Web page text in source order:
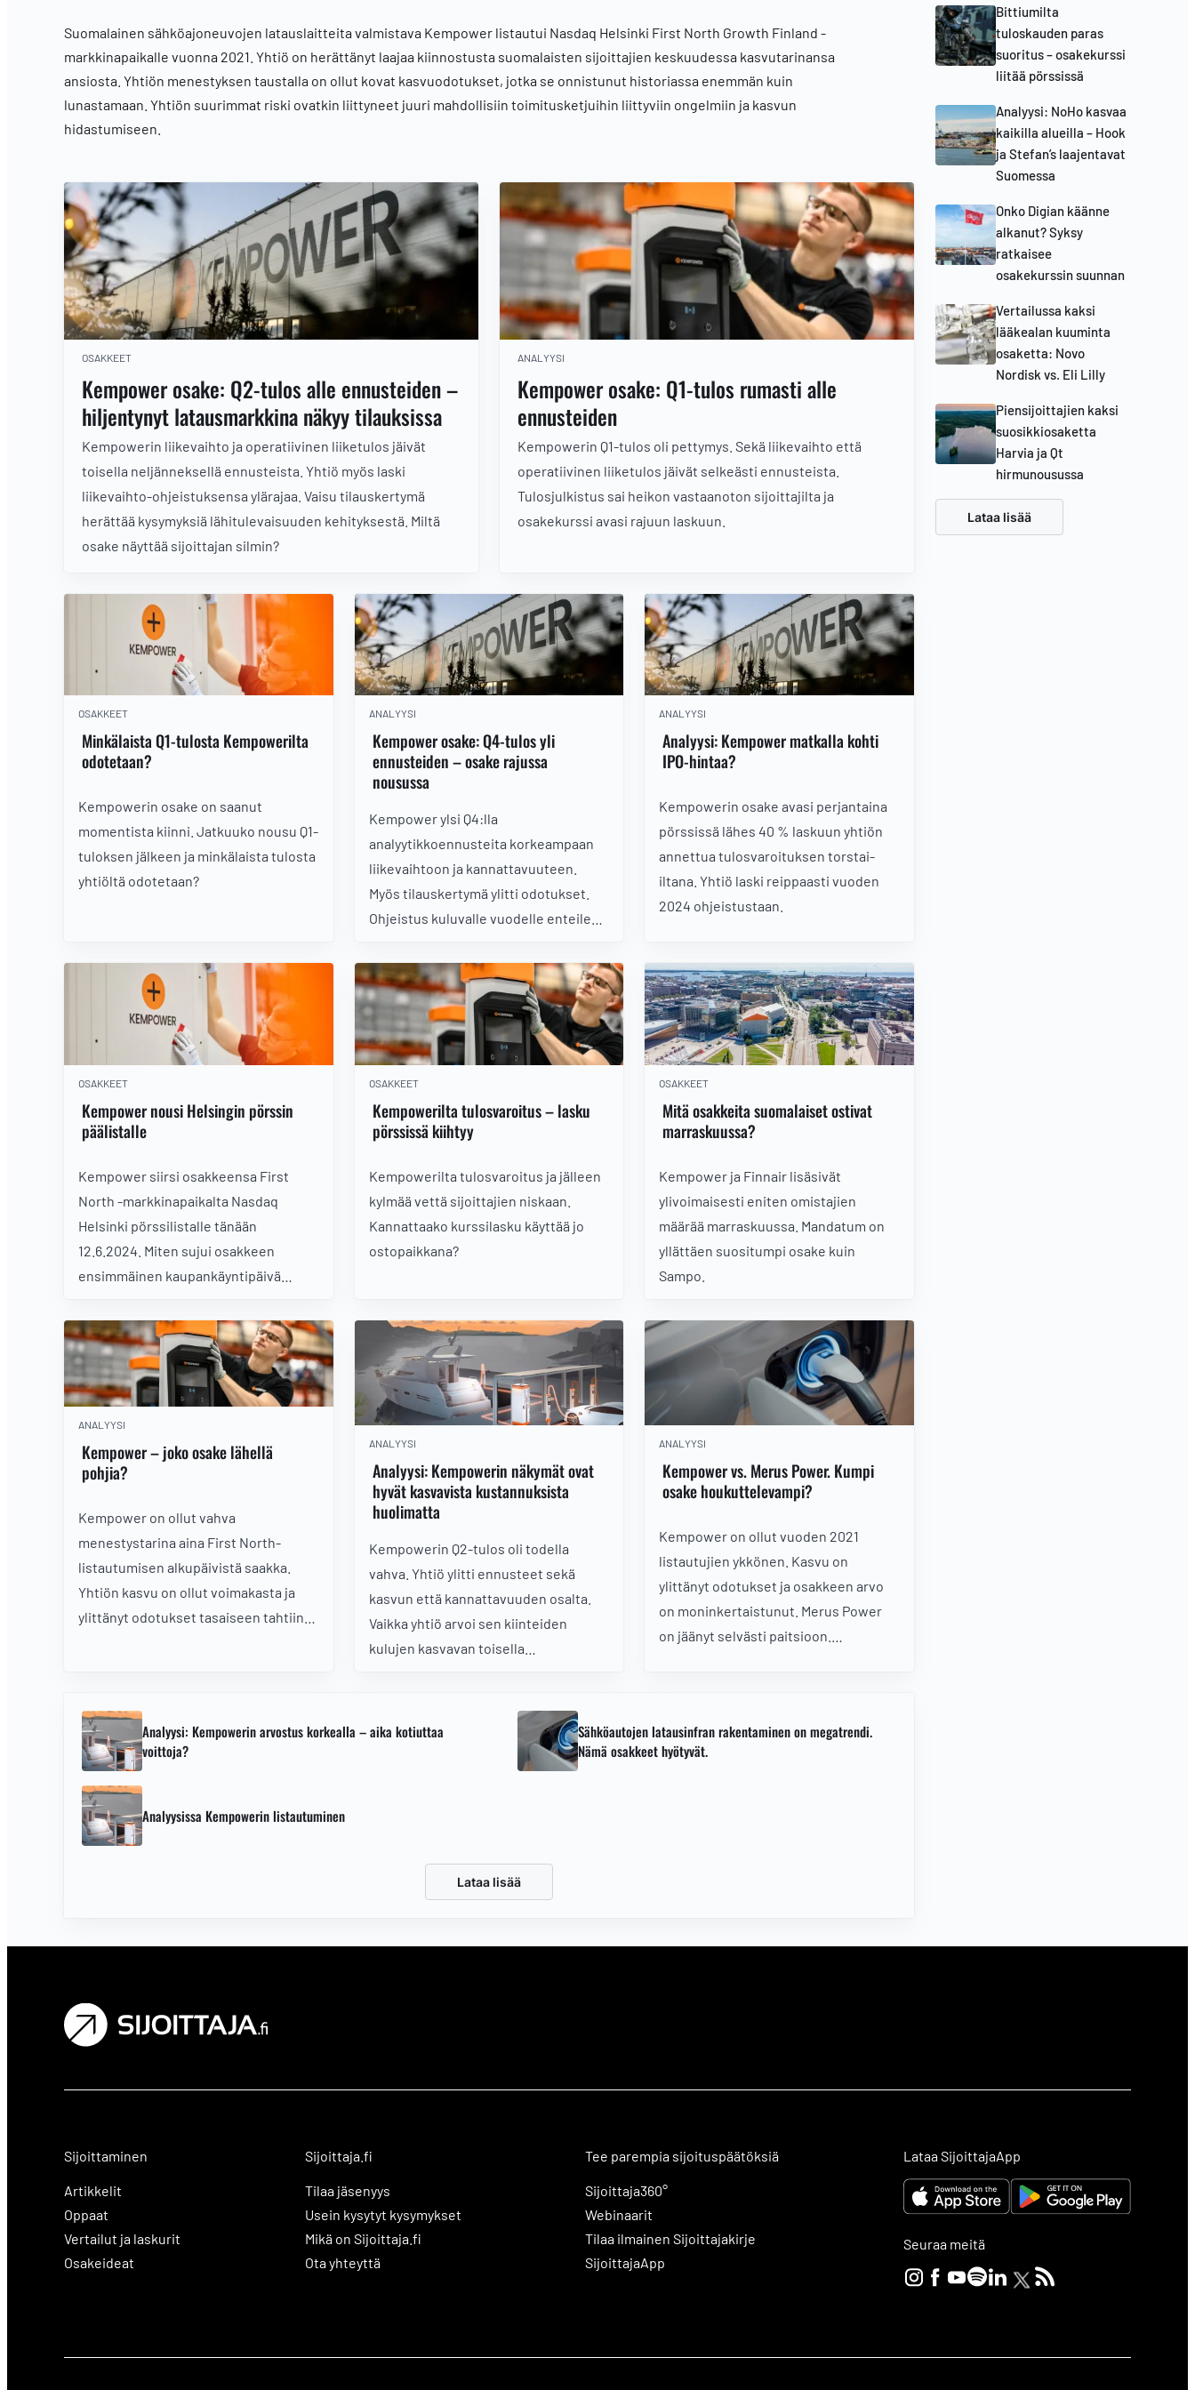
Suomalainen sähköajoneuvojen latauslaitteita valmistava Kempower listautui Nasdaq Helsinki First North Growth Finland -
markkinapaikalle vuonna 2021. Yhtiö on herättänyt laajaa kiinnostusta suomalaisten sijoittajien keskuudessa kasvutarinansa
ansiosta. Yhtiön menestyksen taustalla on ollut kovat kasvuodotukset, jotka se onnistunut historiassa enemmän kuin
lunastamaan. Yhtiön suurimmat riski ovatkin liittyneet juuri mahdollisiin toimitusketjuihin liittyviin ongelmiin ja kasvun
hidastumiseen.
OSAKKEET
Kempower osake: Q2-tulos alle ennusteiden –
hiljentynyt latausmarkkina näkyy tilauksissa
Kempowerin liikevaihto ja operatiivinen liiketulos jäivät
toisella neljänneksellä ennusteista. Yhtiö myös laski
liikevaihto-ohjeistuksensa ylärajaa. Vaisu tilauskertymä
herättää kysymyksiä lähitulevaisuuden kehityksestä. Miltä
osake näyttää sijoittajan silmin?
ANALYYSI
Kempower osake: Q1-tulos rumasti alle
ennusteiden
Kempowerin Q1-tulos oli pettymys. Sekä liikevaihto että
operatiivinen liiketulos jäivät selkeästi ennusteista.
Tulosjulkistus sai heikon vastaanoton sijoittajilta ja
osakekurssi avasi rajuun laskuun.
OSAKKEET
Minkälaista Q1-tulosta Kempowerilta
odotetaan?
Kempowerin osake on saanut
momentista kiinni. Jatkuuko nousu Q1-
tuloksen jälkeen ja minkälaista tulosta
yhtiöltä odotetaan?
ANALYYSI
Kempower osake: Q4-tulos yli
ennusteiden – osake rajussa
nousussa
Kempower ylsi Q4:lla
analyytikkoennusteita korkeampaan
liikevaihtoon ja kannattavuuteen.
Myös tilauskertymä ylitti odotukset.
Ohjeistus kuluvalle vuodelle enteilee
ANALYYSI
Analyysi: Kempower matkalla kohti
IPO-hintaa?
Kempowerin osake avasi perjantaina
pörssissä lähes 40 % laskuun yhtiön
annettua tulosvaroituksen torstai-
iltana. Yhtiö laski reippaasti vuoden
2024 ohjeistustaan.
OSAKKEET
Kempower nousi Helsingin pörssin
päälistalle
Kempower siirsi osakkeensa First
North -markkinapaikalta Nasdaq
Helsinki pörssilistalle tänään
12.6.2024. Miten sujui osakkeen
ensimmäinen kaupankäyntipäivä
OSAKKEET
Kempowerilta tulosvaroitus – lasku
pörssissä kiihtyy
Kempowerilta tulosvaroitus ja jälleen
kylmää vettä sijoittajien niskaan.
Kannattaako kurssilasku käyttää jo
ostopaikkana?
OSAKKEET
Mitä osakkeita suomalaiset ostivat
marraskuussa?
Kempower ja Finnair lisäsivät
ylivoimaisesti eniten omistajien
määrää marraskuussa. Mandatum on
yllättäen suositumpi osake kuin
Sampo.
ANALYYSI
Kempower – joko osake lähellä
pohjia?
Kempower on ollut vahva
menestystarina aina First North-
listautumisen alkupäivistä saakka.
Yhtiön kasvu on ollut voimakasta ja
ylittänyt odotukset tasaiseen tahtiin.
vielä alemmaksi?
ANALYYSI
Analyysi: Kempowerin näkymät ovat
hyvät kasvavista kustannuksista
huolimatta
Kempowerin Q2-tulos oli todella
vahva. Yhtiö ylitti ennusteet sekä
kasvun että kannattavuuden osalta.
Vaikka yhtiö arvoi sen kiinteiden
kulujen kasvavan toisella
ANALYYSI
Kempower vs. Merus Power. Kumpi
osake houkuttelevampi?
Kempower on ollut vuoden 2021
listautujien ykkönen. Kasvu on
ylittänyt odotukset ja osakkeen arvo
on moninkertaistunut. Merus Power
on jäänyt selvästi paitsioon.
Analyysi: Kempowerin arvostus korkealla – aika kotiuttaa
voittoja?
Sähköautojen latausinfran rakentaminen on megatrendi.
Nämä osakkeet hyötyvät.
Analyysissa Kempowerin listautuminen
Lataa lisää
Bittiumilta
tuloskauden paras
suoritus – osakekurssi
liitää pörssissä
Analyysi: NoHo kasvaa
kaikilla alueilla – Hook
ja Stefan’s laajentavat
Suomessa
Onko Digian käänne
alkanut? Syksy
ratkaisee
osakekurssin suunnan
Vertailussa kaksi
lääkealan kuuminta
osaketta: Novo
Nordisk vs. Eli Lilly
Piensijoittajien kaksi
suosikkiosaketta
Harvia ja Qt
hirmunousussa
Lataa lisää
Sijoittaminen
Artikkelit
Oppaat
Vertailut ja laskurit
Osakeideat
Sijoittaja.fi
Tilaa jäsenyys
Usein kysytyt kysymykset
Mikä on Sijoittaja.fi
Ota yhteyttä
Tee parempia sijoituspäätöksiä
Sijoittaja360°
Webinaarit
Tilaa ilmainen Sijoittajakirje
SijoittajaApp
Lataa SijoittajaApp
Seuraa meitä